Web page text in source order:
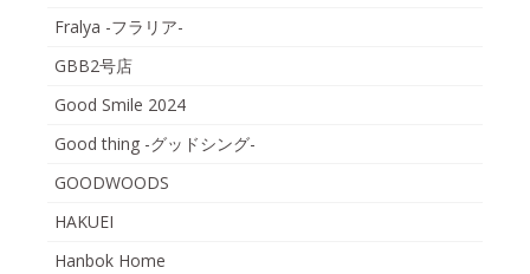
Fralya -フラリア-
GBB2号店
Good Smile 2024
Good thing -グッドシング-
GOODWOODS
HAKUEI
Hanbok Home